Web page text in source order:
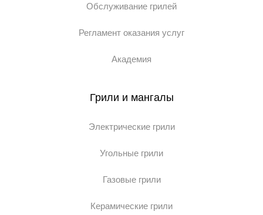
Обслуживание грилей
Регламент оказания услуг
Академия
Грили и мангалы
Электрические грили
Угольные грили
Газовые грили
Керамические грили